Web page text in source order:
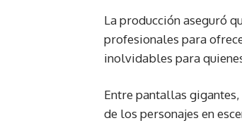
La producción aseguró
profesionales para
inolvidables para
Entre pantallas
de los personajes en